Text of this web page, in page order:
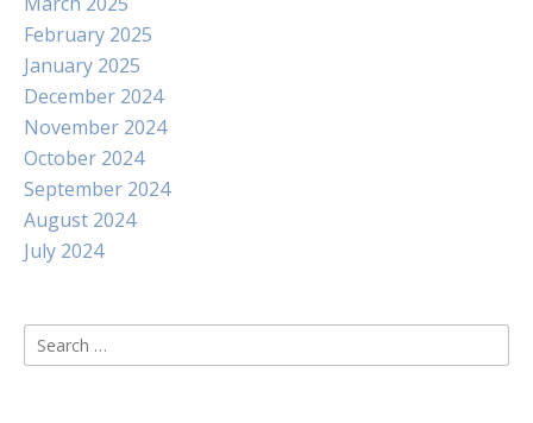
February 2025
January 2025
December 2024
November 2024
October 2024
September 2024
August 2024
July 2024
Search
for: